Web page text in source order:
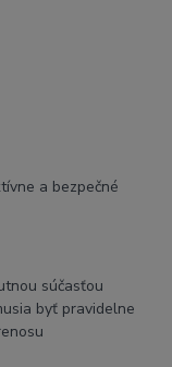
a bezpečné
súčasťou
byť pravidelne